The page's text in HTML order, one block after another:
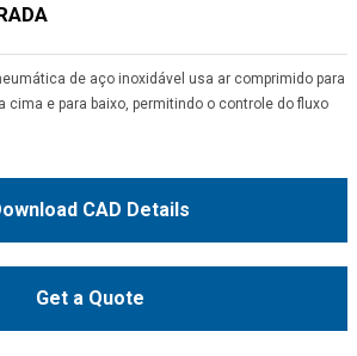
de aço inoxidável usa ar comprimido para
cima e para baixo, permitindo o controle do fluxo
CAD Details
Get a Quote